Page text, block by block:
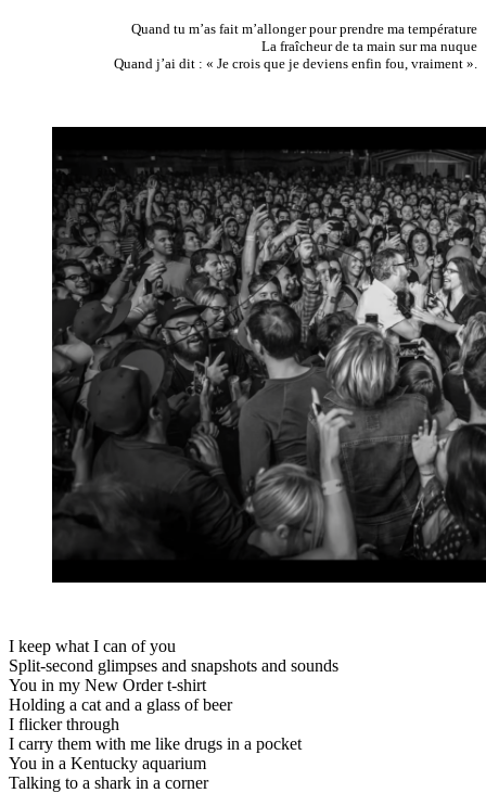
Quand tu m’as fait m’allonger pour prendre ma température
La fraîcheur de ta main sur ma nuque
Quand j’ai dit : « Je crois que je deviens enfin fou, vraiment ».
I keep what I can of you
Split-second glimpses and snapshots and sounds
You in my New Order t-shirt
Holding a cat and a glass of beer
I flicker through
I carry them with me like drugs in a pocket
You in a Kentucky aquarium
Talking to a shark in a corner